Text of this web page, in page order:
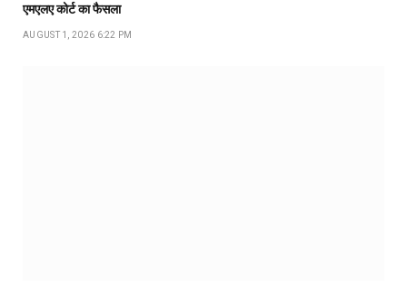
एमएलए कोर्ट का फैसला
AUGUST 1, 2026 6:22 PM